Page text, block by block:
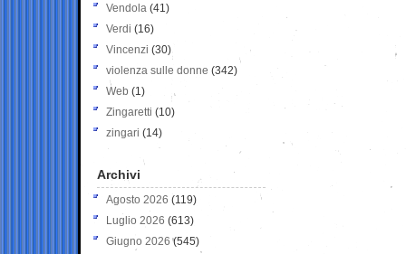
Vendola (41)
Verdi (16)
Vincenzi (30)
violenza sulle donne (342)
Web (1)
Zingaretti (10)
zingari (14)
Archivi
Agosto 2026 (119)
Luglio 2026 (613)
Giugno 2026 (545)